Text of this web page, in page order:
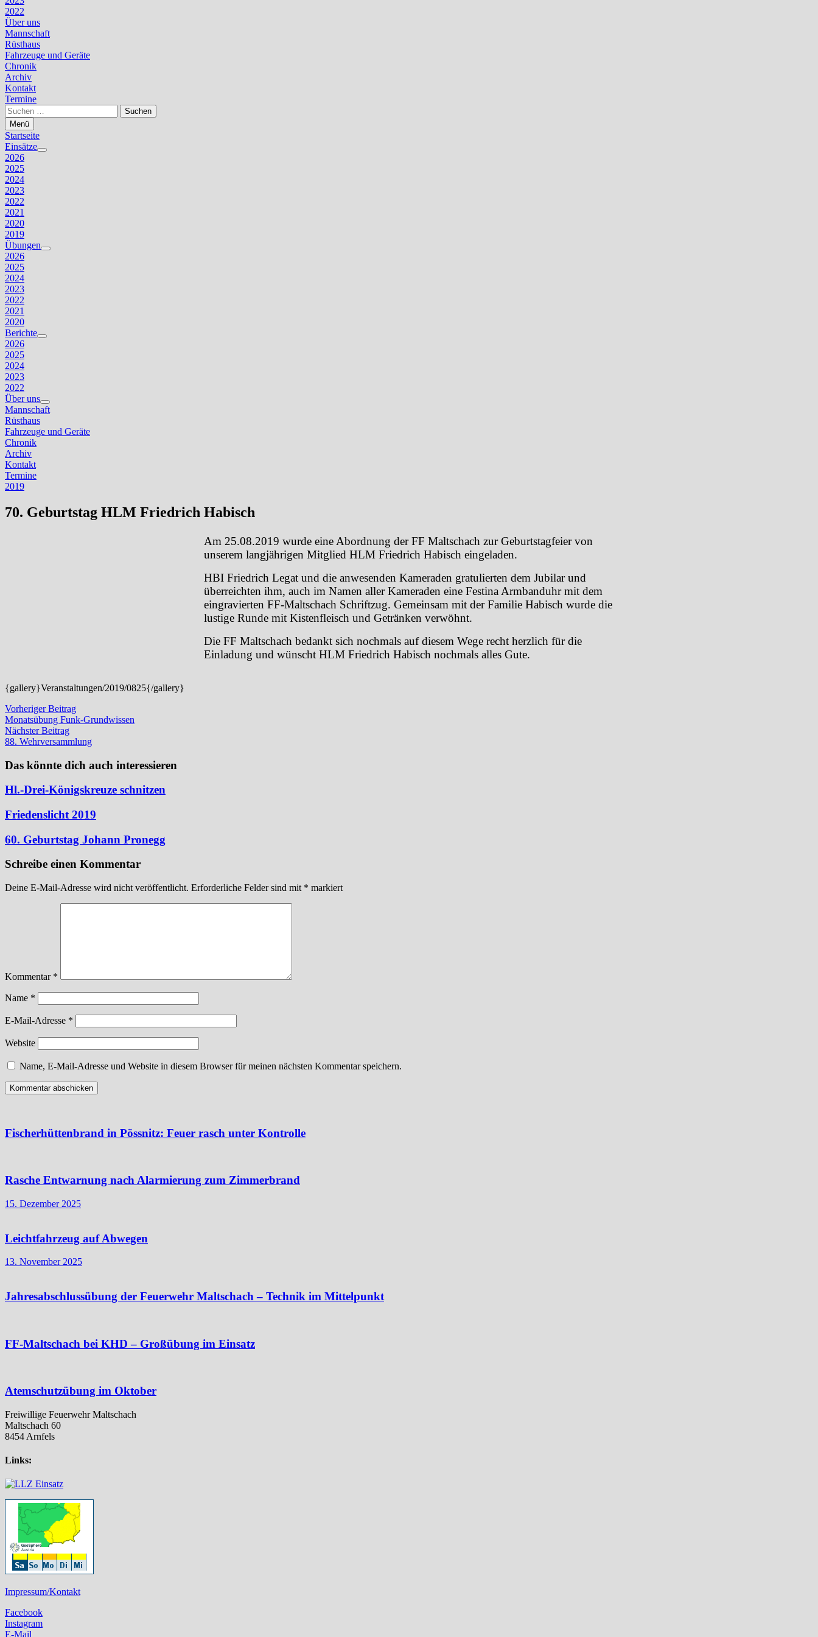
2022
Über uns
Mannschaft
Rüsthaus
Fahrzeuge und Geräte
Chronik
Archiv
Kontakt
Termine
Suchen
nach:
Menü
Startseite
Einsätze
Untermenü
2026
2025
2024
2023
2022
2021
2020
2019
Übungen
Untermenü
2026
2025
2024
2023
2022
2021
2020
Berichte
Untermenü
2026
2025
2024
2023
2022
Über uns
Untermenü
anzeigen
Mannschaft
Rüsthaus
Fahrzeuge und Geräte
Chronik
Archiv
Kontakt
Termine
2019
70. Geburtstag HLM Friedrich Habisch
Am 25.08.2019 wurde eine Abordnung der FF Maltschach zur Geburtstagfeier von
unserem langjährigen Mitglied HLM Friedrich Habisch eingeladen.
HBI Friedrich Legat und die anwesenden Kameraden gratulierten dem Jubilar und
überreichten ihm, auch im Namen aller Kameraden eine Festina Armbanduhr mit dem
eingravierten FF-Maltschach Schriftzug. Gemeinsam mit der Familie Habisch wurde die
lustige Runde mit Kistenfleisch und Getränken verwöhnt.
Die FF Maltschach bedankt sich nochmals auf diesem Wege recht herzlich für die
Einladung und wünscht HLM Friedrich Habisch nochmals alles Gute.
{gallery}Veranstaltungen/2019/0825{/gallery}
Beitragsnavigation
Vorheriger BeitragVorheriger
Beitrag:
Monatsübung Funk-Grundwissen
Nächster BeitragNächster
Beitrag:
88. Wehrversammlung
Das könnte dich auch interessieren
Hl.-Drei-Königskreuze schnitzen
Friedenslicht 2019
60. Geburtstag Johann Pronegg
Schreibe einen Kommentar
Deine E-Mail-Adresse wird nicht veröffentlicht. Erforderliche Felder sind mit * markiert
Kommentar *
Name *
E-Mail-Adresse *
Website
Name, E-Mail-Adresse und Website in diesem Browser für meinen nächsten Kommentar speichern.
Fischerhüttenbrand in Pössnitz: Feuer rasch unter Kontrolle
Rasche Entwarnung nach Alarmierung zum Zimmerbrand
15. Dezember 2025
Leichtfahrzeug auf Abwegen
13. November 2025
Jahresabschlussübung der Feuerwehr Maltschach – Technik im Mittelpunkt
FF-Maltschach bei KHD – Großübung im Einsatz
Atemschutzübung im Oktober
Freiwillige Feuerwehr Maltschach
Maltschach 60
8454 Arnfels
Links:
Impressum/Kontakt
Facebook
Instagram
E-Mail